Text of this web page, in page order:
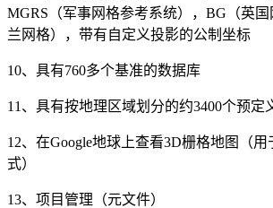
MGRS（军事网格参考系统），BG（英
兰网格），带有自定义投影的公制坐标
10、具有760多个基准的数据库
11、具有按地理区域划分的约3400个预定
12、在Google地球上查看3D栅格地图（
式）
13、项目管理（元文件）